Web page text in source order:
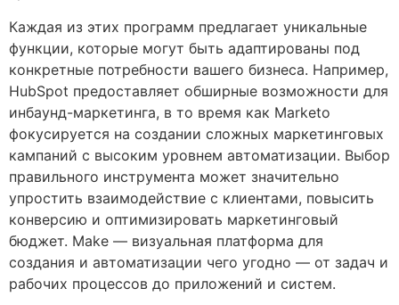
Каждая из этих программ предлагает ‌уникальные
функции, которые могут быть адаптированы⁤ под
конкретные потребности вашего бизнеса. Например,
HubSpot предоставляет⁣ обширные возможности для
инбаунд-маркетинга, в то время как Marketo
фокусируется на создании сложных маркетинговых
кампаний с высоким уровнем автоматизации. Выбор
правильного инструмента может значительно
упростить взаимодействие с клиентами, повысить
конверсию и оптимизировать маркетинговый
бюджет. Make — визуальная платформа для
создания и автоматизации чего угодно — от задач и
рабочих процессов до приложений и систем.